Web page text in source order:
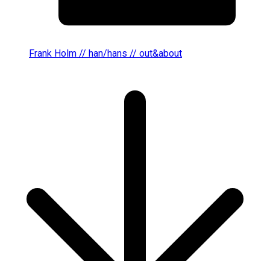
Frank Holm // han/hans // out&about